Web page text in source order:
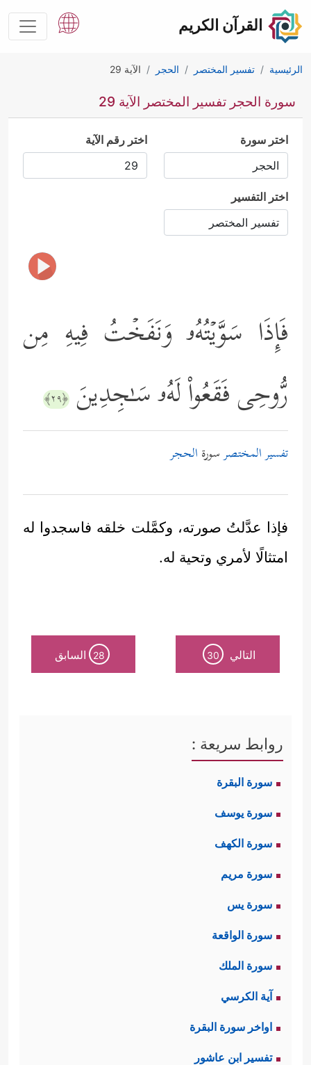
القرآن الكريم
الرئيسية تفسير المختصر الحجر الآية 29
سورة الحجر تفسير المختصر الآية 29
اختر سورة اختر رقم الآية
اختر التفسير
فَإِذَا سَوَّیۡتُهُۥ وَنَفَخۡتُ فِیهِ مِن
رُّوحِی فَقَعُواْ لَهُۥ سَـٰجِدِینَ ﴿٢٩﴾
تفسير المختصرسورة الحجر
فإذا عدَّلتُ صورته، وكمَّلت خلقه فاسجدوا له
امتثالًا لأمري وتحية له.
التالي 30
28 السابق
روابط سريعة :
سورة البقرة
سورة يوسف
سورة الكهف
سورة مريم
سورة يس
سورة الواقعة
سورة الملك
آية الكرسي
اواخر سورة البقرة
تفسير ابن عاشور